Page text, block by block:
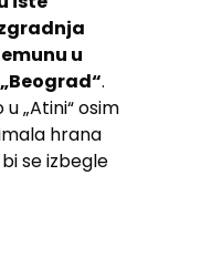
u
.
„Atini“ osim
hrana
se izbegle